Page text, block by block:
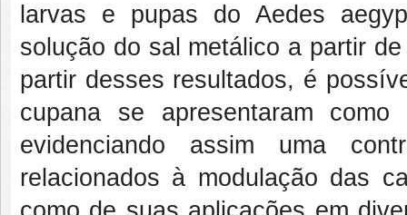
larvas e pupas do Aedes
solução do sal metálico a partir
partir desses resultados, é
cupana se apresentaram
evidenciando assim uma
relacionados à modulação das